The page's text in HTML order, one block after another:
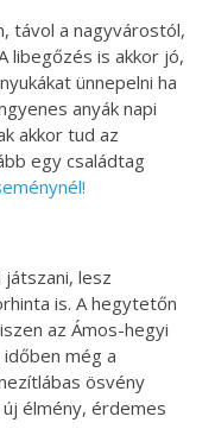
távol a nagyvárostól,
libegőzés is akkor jó,
ünnepelni ha
anyák napi
akkor tud az
egy családtag
játszani, lesz
is. A hegytetőn
az Ámos-hegyi
még a
ösvény
élmény, érdemes